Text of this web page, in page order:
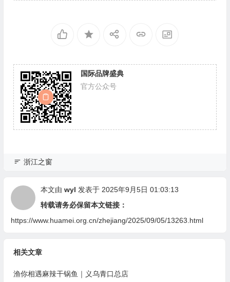
国际品牌盛典
官方公众号
浙江之窗
本文由 wyl 发表于 2025年9月5日 01:03:13
转载请务必保留本文链接：
https://www.huamei.org.cn/zhejiang/2025/09/05/13263.html
相关文章
渔你相遇麻辣干锅鱼｜义乌青口总店